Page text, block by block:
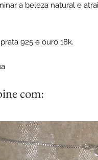
a beleza natural e
925 e ouro 18k.
com: